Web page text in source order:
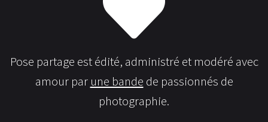
Pose partage est édité, administré et modéré avec
amour par une bande de passionnés de
photographie.